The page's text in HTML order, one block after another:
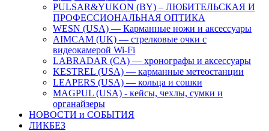
PULSAR&YUKON (BY) – ЛЮБИТЕЛЬСКАЯ И
ПРОФЕССИОНАЛЬНАЯ ОПТИКА
WESN (USA) — Карманные ножи и аксессуары
AIMCAM (UK) — стрелковые очки с
видеокамерой Wi-Fi
LABRADAR (CA) — хронографы и аксессуары
KESTREL (USA) — карманные метеостанции
LEAPERS (USA) — кольца и сошки
MAGPUL (USA) - кейсы, чехлы, сумки и
органайзеры
НОВОСТИ и СОБЫТИЯ
ЛИКБЕЗ